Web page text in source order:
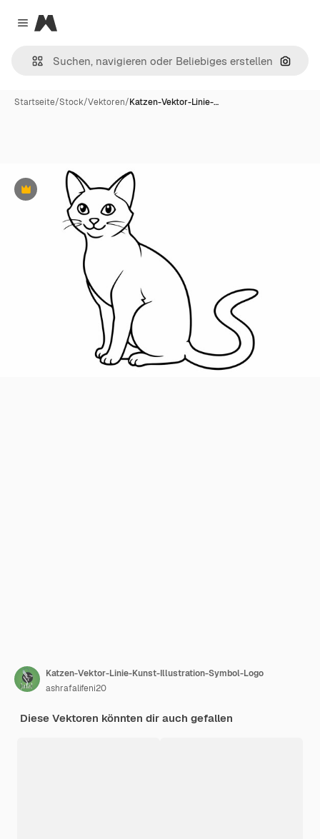
Close menu
Magnific
Nach
Startseite/Stock/Vektoren/Katzen-Vektor-Linie-…
Premium
Katzen-Vektor-Linie-Kunst-Illustration-Symbol-Logo
ashrafalifeni20
Diese Vektoren könnten dir auch gefallen